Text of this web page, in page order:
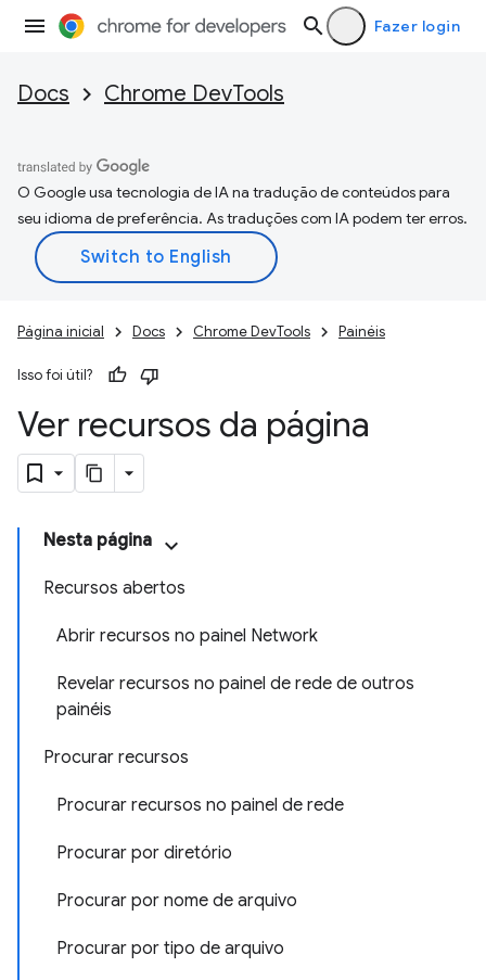
Fazer login
Docs Chrome DevTools
O Google usa tecnologia de IA na tradução de conteúdos para
seu idioma de preferência. As traduções com IA podem ter erros.
Página inicial Docs Chrome DevTools Painéis
Isso foi útil?
Ver recursos da página
Nesta página
Recursos abertos
Abrir recursos no painel Network
Revelar recursos no painel de rede de outros
painéis
Procurar recursos
Procurar recursos no painel de rede
Procurar por diretório
Procurar por nome de arquivo
Procurar por tipo de arquivo